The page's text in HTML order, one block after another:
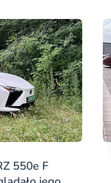
550e F